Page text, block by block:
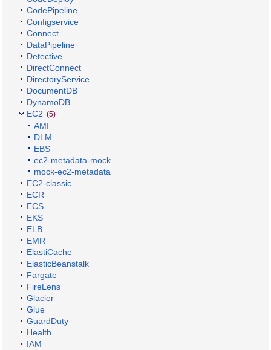
CodePipeline
Configservice
Connect
DataPipeline
Detective
DirectConnect
DirectoryService
DocumentDB
DynamoDB
EC2 (5)
AMI
DLM
EBS
ec2-metadata-mock
mock-ec2-metadata
EC2-classic
ECR
ECS
EKS
ELB
EMR
ElastiCache
ElasticBeanstalk
Fargate
FireLens
Glacier
Glue
GuardDuty
Health
IAM